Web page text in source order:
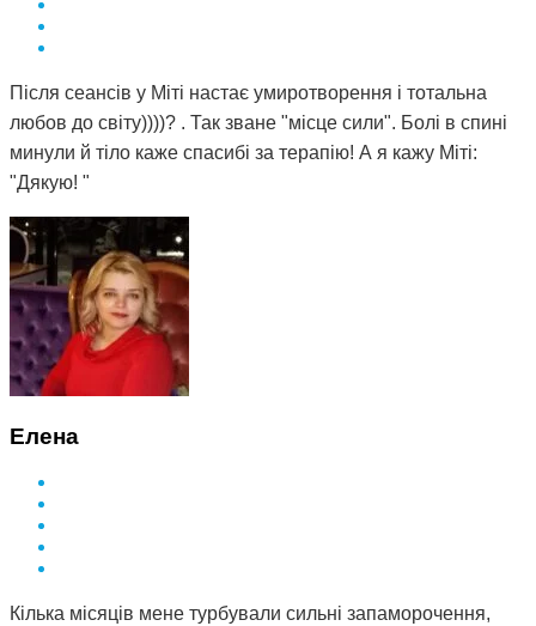
Після сеансів у Міті настає умиротворення і тотальна
любов до світу))))? . Так зване "місце сили". Болі в спині
минули й тіло каже спасибі за терапію! А я кажу Міті:
"Дякую! "
Елена
Кілька місяців мене турбували сильні запаморочення,